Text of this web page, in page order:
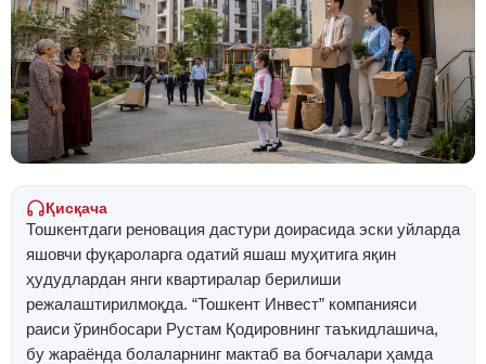
Қисқача
Тошкентдаги реновация дастури доирасида эски уйларда
яшовчи фуқароларга одатий яшаш муҳитига яқин
ҳудудлардан янги квартиралар берилиши
режалаштирилмоқда. “Тошкент Инвест” компанияси
раиси ўринбосари Рустам Қодировнинг таъкидлашича,
бу жараёнда болаларнинг мактаб ва боғчалари ҳамда